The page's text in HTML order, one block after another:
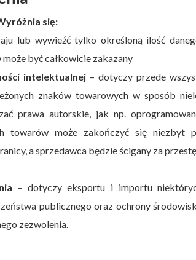
się:
lub wywieźć tylko określoną ilość
być całkowicie zakazany
intelektualnej – dotyczy przede
znaków towarowych w sposób
prawa autorskie, jak np.
towarów może zakończyć się niezbyt
a sprzedawca będzie ścigany za
– dotyczy eksportu i importu
publicznego oraz ochrony
zezwolenia.